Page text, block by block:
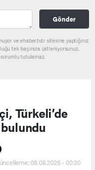
Gönder
ve ehaber.tv.tr sitesine yaptığınız
tek başınıza üstleniyorsunuz.
tutulamaz.
Türkeli’de
08.08.2026 - 00:30